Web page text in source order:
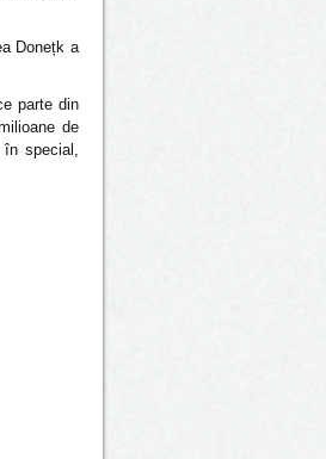
Donețk a
parte din
de
special,